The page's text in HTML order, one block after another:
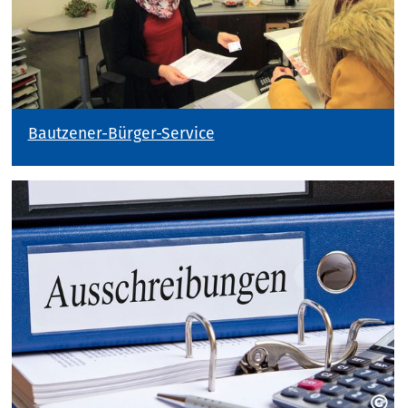
Bautzener-Bürger-Service